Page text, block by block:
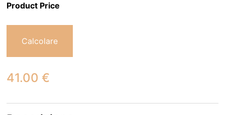
Product Price
Calcolare
41.00€